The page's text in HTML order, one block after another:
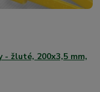
- žluté, 200x3,5 mm,